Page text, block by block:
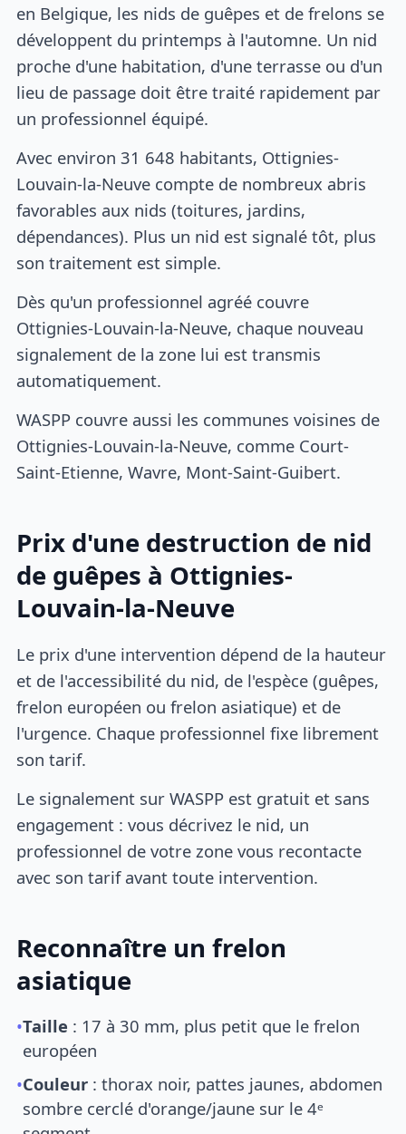
en Belgique, les nids de guêpes et de frelons se
développent du printemps à l'automne. Un nid
proche d'une habitation, d'une terrasse ou d'un
lieu de passage doit être traité rapidement par
un professionnel équipé.
Avec environ 31 648 habitants, Ottignies-
Louvain-la-Neuve compte de nombreux abris
favorables aux nids (toitures, jardins,
dépendances). Plus un nid est signalé tôt, plus
son traitement est simple.
Dès qu'un professionnel agréé couvre
Ottignies-Louvain-la-Neuve, chaque nouveau
signalement de la zone lui est transmis
automatiquement.
WASPP couvre aussi les communes voisines de
Ottignies-Louvain-la-Neuve, comme Court-
Saint-Etienne, Wavre, Mont-Saint-Guibert.
Prix d'une destruction de nid
de guêpes à Ottignies-
Louvain-la-Neuve
Le prix d'une intervention dépend de la hauteur
et de l'accessibilité du nid, de l'espèce (guêpes,
frelon européen ou frelon asiatique) et de
l'urgence. Chaque professionnel fixe librement
son tarif.
Le signalement sur WASPP est gratuit et sans
engagement : vous décrivez le nid, un
professionnel de votre zone vous recontacte
avec son tarif avant toute intervention.
Reconnaître un frelon
asiatique
•Taille : 17 à 30 mm, plus petit que le frelon
européen
•Couleur : thorax noir, pattes jaunes, abdomen
sombre cerclé d'orange/jaune sur le 4ᵉ